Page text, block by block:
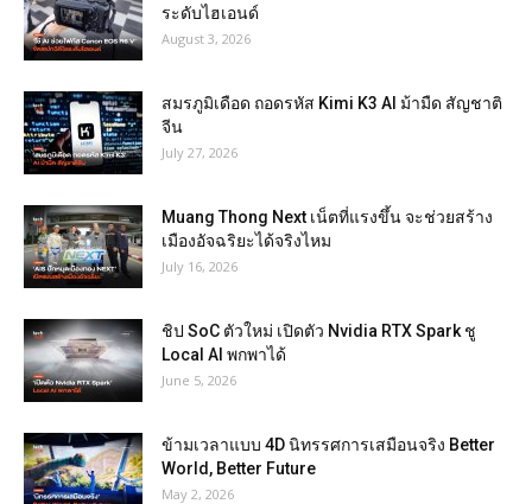
ระดับไฮเอนด์
August 3, 2026
สมรภูมิเดือด ถอดรหัส Kimi K3 AI ม้ามืด สัญชาติ
จีน
July 27, 2026
Muang Thong Next เน็ตที่แรงขึ้น จะช่วยสร้าง
เมืองอัจฉริยะได้จริงไหม
July 16, 2026
ชิป SoC ตัวใหม่ เปิดตัว Nvidia RTX Spark ชู
Local AI พกพาได้
June 5, 2026
ข้ามเวลาแบบ 4D นิทรรศการเสมือนจริง Better
World, Better Future
May 2, 2026